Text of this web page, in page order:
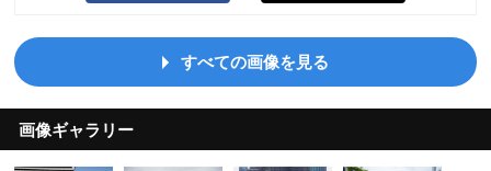
すべての画像を見る
画像ギャラリー